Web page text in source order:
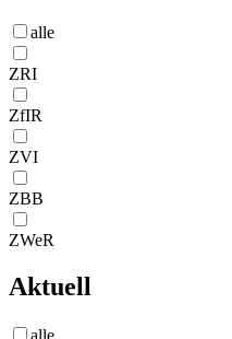
alle
ZRI
ZfIR
ZVI
ZBB
ZWeR
Aktuell